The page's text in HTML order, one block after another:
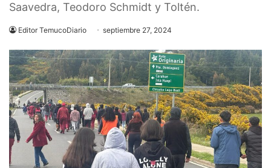
Saavedra, Teodoro Schmidt y Toltén.
Editor TemucoDiario septiembre 27, 2024